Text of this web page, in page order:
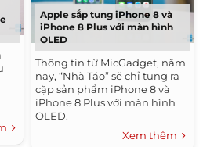
Apple sắp tung iPhone 8 và
iPhone 8 Plus với màn hình
OLED
Thông tin từ MicGadget, năm
nay, “Nhà Táo” sẽ chỉ tung ra
cặp sản phẩm iPhone 8 và
iPhone 8 Plus với màn hình
OLED.
Xem thêm